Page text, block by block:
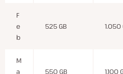
F
e
b
525 GB 1.050
M
a
550 GB 1.100